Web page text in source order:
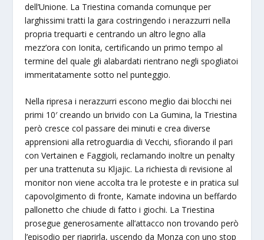
dell’Unione. La Triestina comanda comunque per
larghissimi tratti la gara costringendo i nerazzurri nella
propria trequarti e centrando un altro legno alla
mezz’ora con Ionita, certificando un primo tempo al
termine del quale gli alabardati rientrano negli spogliatoi
immeritatamente sotto nel punteggio.
Nella ripresa i nerazzurri escono meglio dai blocchi nei
primi 10′ creando un brivido con La Gumina, la Triestina
però cresce col passare dei minuti e crea diverse
apprensioni alla retroguardia di Vecchi, sfiorando il pari
con Vertainen e Faggioli, reclamando inoltre un penalty
per una trattenuta su Kljajic. La richiesta di revisione al
monitor non viene accolta tra le proteste e in pratica sul
capovolgimento di fronte, Kamate indovina un beffardo
pallonetto che chiude di fatto i giochi. La Triestina
prosegue generosamente all’attacco non trovando però
l’episodio per riaprirla, uscendo da Monza con uno stop